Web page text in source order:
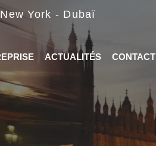
York - Dubaï
ACTUALITÉS CONTACT